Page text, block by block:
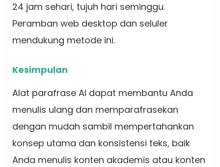
24 jam sehari, tujuh hari seminggu.
Peramban web desktop dan seluler
mendukung metode ini.
Kesimpulan
Alat parafrase AI dapat membantu Anda
menulis ulang dan memparafrasekan
dengan mudah sambil mempertahankan
konsep utama dan konsistensi teks, baik
Anda menulis konten akademis atau konten